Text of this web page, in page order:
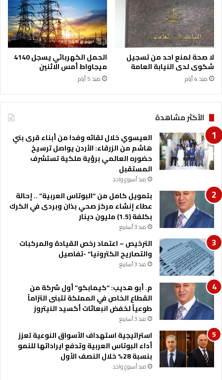
لا صحة لمنع احد من تسجيل
شكوى لدى النيابة العامة
منذ 4 أيام
الحمل الكهربائي يسجل 4140
ميجاواط أمس الاثنين
منذ 5 أيام
الأكثر مشاهدة
العيسوي خلال لقائه وفدا من أبناء قرى بني
هاشم من الزرقاء: الأردن يواصل ترسيخ
حضوره العالمي برؤية ملكية تستشرف
المستقبل
منذ أسبوع واحد
بتمويل كامل من “البوتاس العربية” .. إحالة
عطاء إنشاء مركز صحي بذان وبردى في الكرك
بكلفة (1.5) مليون دينار
منذ 3 أسابيع
الترخيص – اعتماد رخص القيادة والمركبات
والتصاريح الكترونيا” -تفاصيل
منذ 3 أسابيع
م. أبو هديب: “كيمابكو” أول شركة من
القطاع الخاص في المملكة تتبنى التزاماً
طوعياً لخفض انبعاثات أكسيد النيتروز
منذ 3 أسابيع
استراتيجية استهداف الأسواق النوعية تعزز
أداء البوتاس العربية وتدفع ايراداتها للنمو
بنسبة 28% خلال النصف الأول
منذ أسبوع واحد